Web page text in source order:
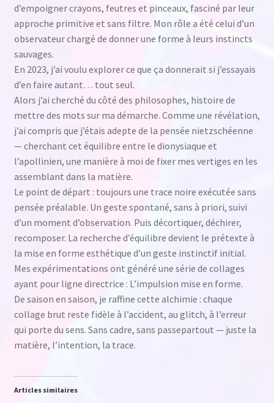
d’empoigner crayons, feutres et pinceaux, fasciné par leur
approche primitive et sans filtre. Mon rôle a été celui d’un
observateur chargé de donner une forme à leurs instincts
sauvages.
En 2023, j’ai voulu explorer ce que ça donnerait si j’essayais
d’en faire autant… tout seul.
Alors j’ai cherché du côté des philosophes, histoire de
mettre des mots sur ma démarche. Comme une révélation,
j’ai compris que j’étais adepte de la pensée nietzschéenne
— cherchant cet équilibre entre le dionysiaque et
l’apollinien, une manière à moi de fixer mes vertiges en les
assemblant dans la matière.
Le point de départ : toujours une trace noire exécutée sans
pensée préalable. Un geste spontané, sans à priori, suivi
d’un moment d’observation. Puis décortiquer, déchirer,
recomposer. La recherche d’équilibre devient le prétexte à
la mise en forme esthétique d’un geste instinctif initial.
Mes expérimentations ont généré une série de collages
ayant pour ligne directrice : L’impulsion mise en forme.
De saison en saison, je raffine cette alchimie : chaque
collage brut reste fidèle à l’accident, au glitch, à l’erreur
qui porte du sens. Sans cadre, sans passepartout — juste la
matière, l’intention, la trace.
Articles similaires